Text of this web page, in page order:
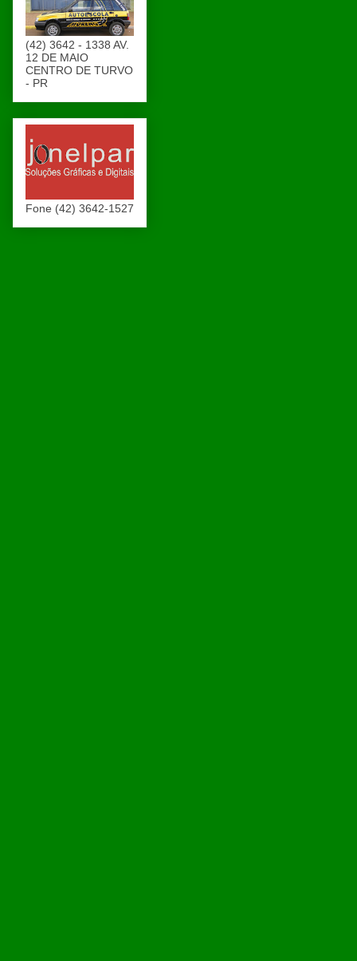
(42) 3642 - 1338 AV.
12 DE MAIO
CENTRO DE TURVO
- PR
Fone (42) 3642-1527